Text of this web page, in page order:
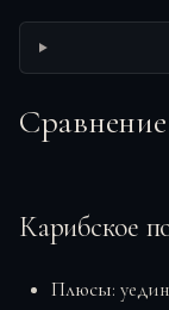
Карибское
Плюсы: